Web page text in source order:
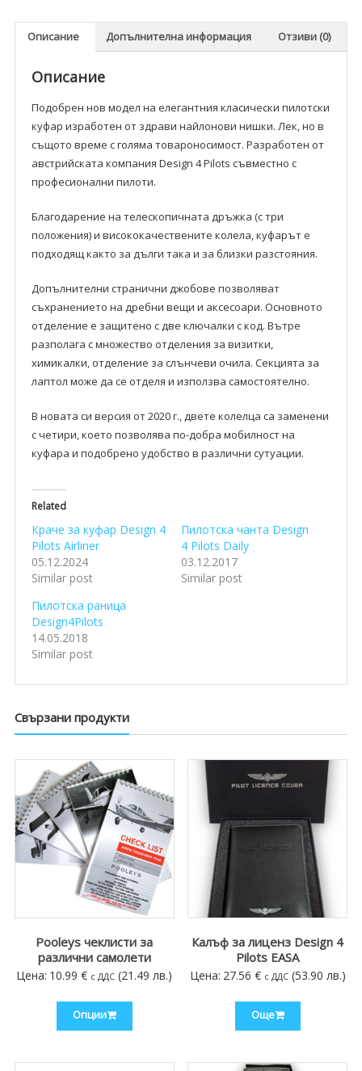
Pilots
Описание Допълнителна информация Отзиви (0)
Описание
Подобрен нов модел на елегантния класически пилотски
куфар изработен от здрави найлонови нишки. Лек, но в
същото време с голяма товароносимост. Разработен от
австрийската компания Design 4 Pilots съвместно с
професионални пилоти.
Благодарение на телескопичната дръжка (с три
положения) и висококачествените колела, куфарът е
подходящ както за дълги така и за близки разстояния.
Допълнителни странични джобове позволяват
съхранението на дребни вещи и аксесоари. Основното
отделение е защитено с две ключалки с код. Вътре
разполага с множество отделения за визитки,
химикалки, отделение за слънчеви очила. Секцията за
лаптол може да се отделя и използва самостоятелно.
В новата си версия от 2020 г., двете колелца са заменени
с четири, което позволява по-добра мобилност на
куфара и подобрено удобство в различни сутуации.
Related
Краче за куфар Design 4
Pilots Airliner
05.12.2024
Similar post
Пилотска чанта Design
4 Pilots Daily
03.12.2017
Similar post
Пилотска раница
Design4Pilots
14.05.2018
Similar post
Свързани продукти
Pooleys чеклисти за
различни самолети
Цена: 10.99€ с ДДС (21.49 лв.)
Опции
Калъф за лиценз Design 4
Pilots EASA
Цена: 27.56 € с ДДС (53.90 лв.)
Още